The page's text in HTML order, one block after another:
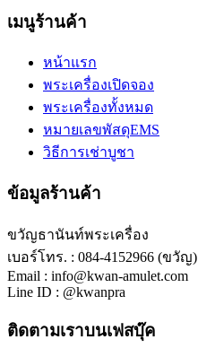
เมนูร้านค้า
หน้าแรก
พระเครื่องเปิดจอง
พระเครื่องทั้งหมด
หมายเลขพัสดุEMS
วิธีการเช่าบูชา
ข้อมูลร้านค้า
ขวัญธานันท์พระเครื่อง
เบอร์โทร. : 084-4152966 (ขวัญ)
Email : info@kwan-amulet.com
Line ID : @kwanpra
ติดตามเราบนเฟสบุ๊ค